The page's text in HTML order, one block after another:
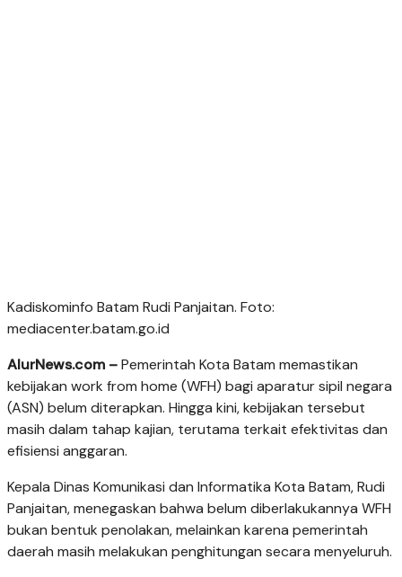
Kadiskominfo Batam Rudi Panjaitan. Foto:
mediacenter.batam.go.id
AlurNews.com –Pemerintah Kota Batam memastikan
kebijakan work from home (WFH) bagi aparatur sipil negara
(ASN) belum diterapkan. Hingga kini, kebijakan tersebut
masih dalam tahap kajian, terutama terkait efektivitas dan
efisiensi anggaran.
Kepala Dinas Komunikasi dan Informatika Kota Batam, Rudi
Panjaitan, menegaskan bahwa belum diberlakukannya WFH
bukan bentuk penolakan, melainkan karena pemerintah
daerah masih melakukan penghitungan secara menyeluruh.